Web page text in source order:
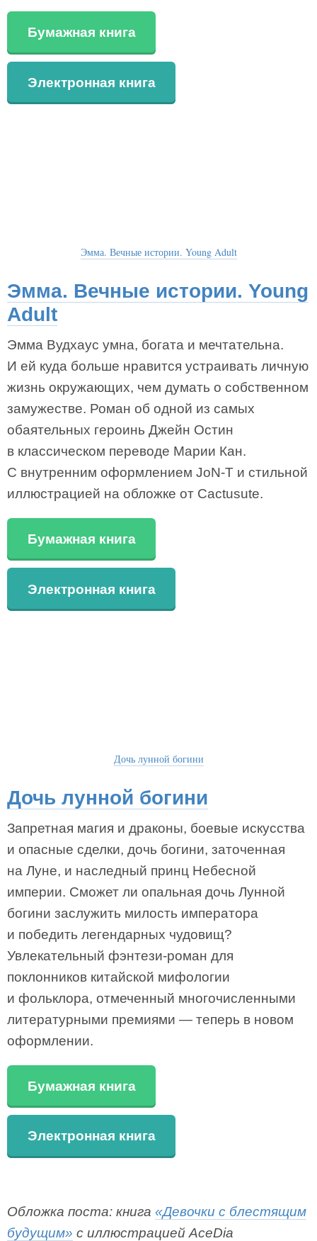
Бумажная книга
Электронная книга
Эмма. Вечные истории. Young Adult
Эмма. Вечные истории. Young
Adult
Эмма Вудхаус умна, богата и мечтательна.
И ей куда больше нравится устраивать личную
жизнь окружающих, чем думать о собственном
замужестве. Роман об одной из самых
обаятельных героинь Джейн Остин
в классическом переводе Марии Кан.
С внутренним оформлением JoN-T и стильной
иллюстрацией на обложке от Cactusute.
Бумажная книга
Электронная книга
Дочь лунной богини
Дочь лунной богини
Запретная магия и драконы, боевые искусства
и опасные сделки, дочь богини, заточенная
на Луне, и наследный принц Небесной
империи. Сможет ли опальная дочь Лунной
богини заслужить милость императора
и победить легендарных чудовищ?
Увлекательный фэнтези-роман для
поклонников китайской мифологии
и фольклора, отмеченный многочисленными
литературными премиями — теперь в новом
оформлении.
Бумажная книга
Электронная книга
Обложка поста: книга «Девочки с блестящим
будущим» с иллюстрацией AceDia